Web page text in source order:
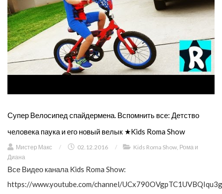
Супер Велосипед спайдермена. Вспомнить все: Детство
человека паука и его новый велык ★Kids Roma Show
Мистер Макс / 02.12.2016 / Kids Roma Show, Рома и
Диана
Все Видео канала Kids Roma Show:
https://www.youtube.com/channel/